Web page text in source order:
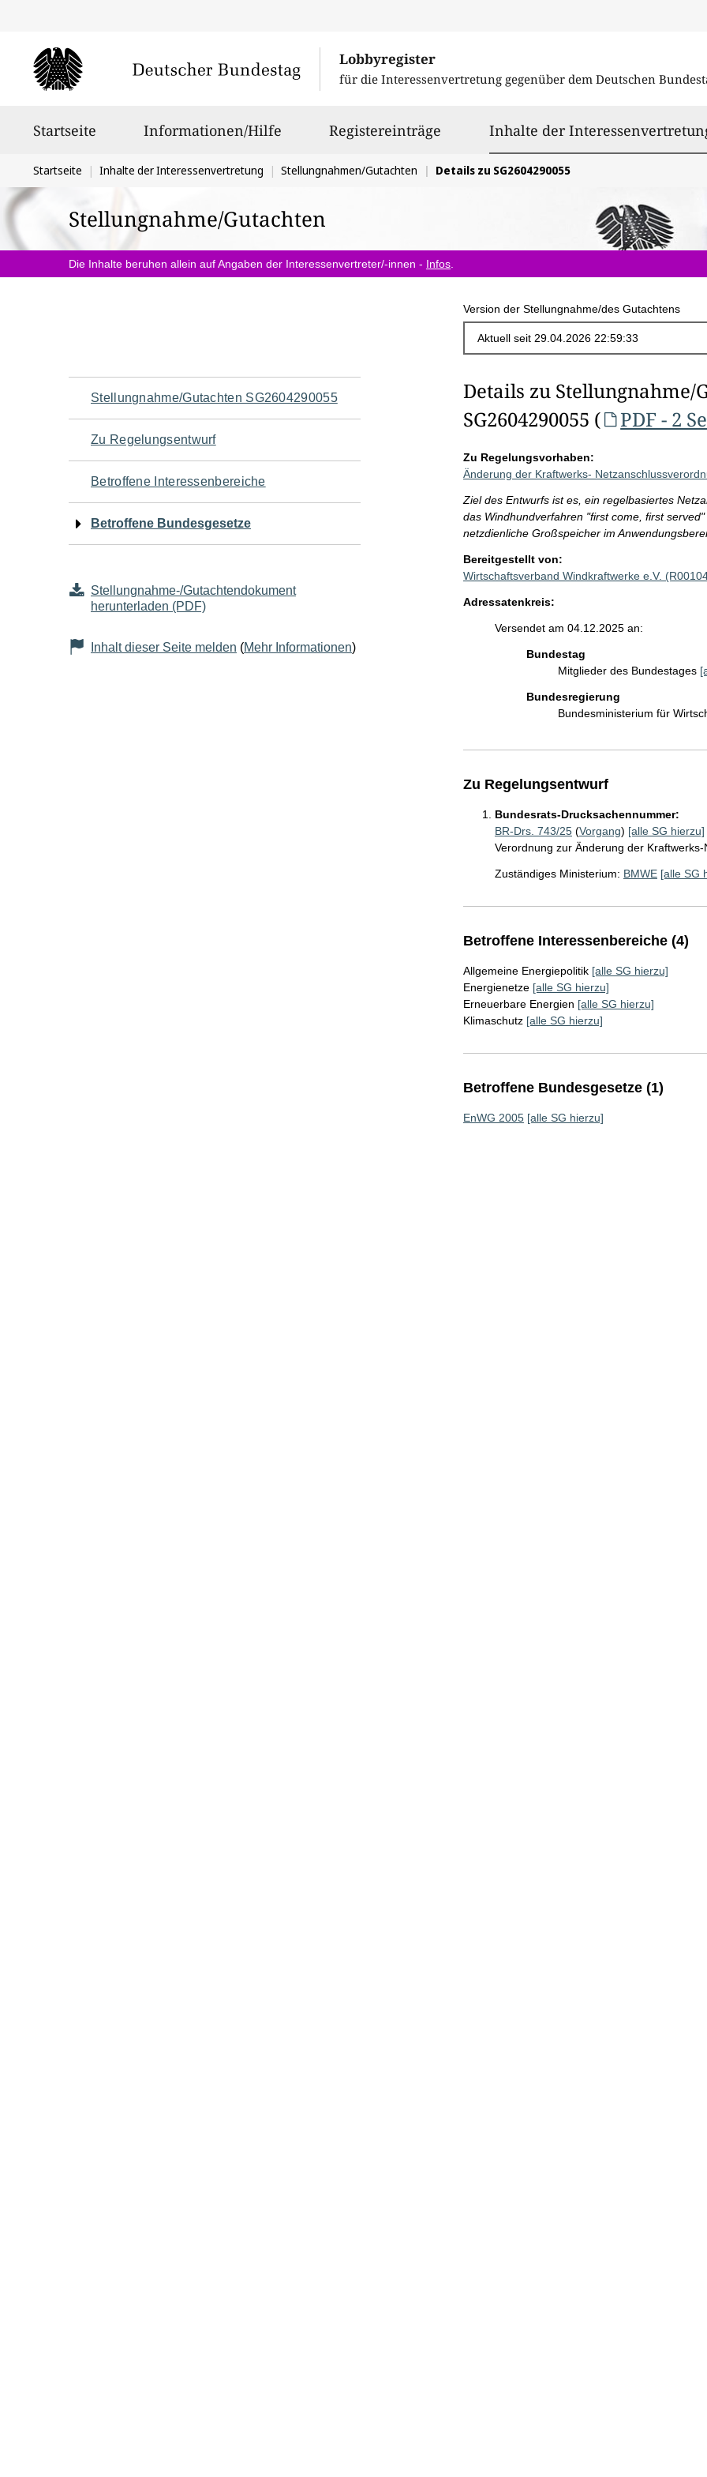
Lobbyregister
für die Interessenvertretung gegenüber dem Deutschen
Startseite Informationen/Hilfe Registereinträge Inhalte der
Sie
befinden
sich
hier:
Startseite Inhalte der Interessenvertretung Stellungnahmen/Gutachten Details zu SG2604290055
Stellungnahme/Gutachten
Die Inhalte beruhen allein auf Angaben der Interessenvertreter/-innen - Infos
Version der Stellungnahme/des Gutachtens
Navigation
für
den
Seiteninhalt
Stellungnahme/Gutachten SG2604290055
Zu Regelungsentwurf
Betroffene Interessenbereiche
Betroffene Bundesgesetze
Stellungnahme-/Gutachtendokument
herunterladen (PDF)
Inhalt dieser Seite melden (Mehr Informationen)
Details zu Stellungnahme/
SG2604290055 (
PDF - 2
Zu Regelungsvorhaben:
Änderung der Kraftwerks-
Ziel des Entwurfs ist es, ein regelbasiertes
das Windhundverfahren "first come, first
netzdienliche Großspeicher im
Bereitgestellt von:
Wirtschaftsverband Windkraftwerke e.V.
Adressatenkreis:
Versendet am 04.12.2025 an:
Bundestag
Mitglieder des Bundestages
Bundesregierung
Bundesministerium für
Zu Regelungsentwurf
Bundesrats-Drucksachennummer:
BR-Drs. 743/25(Vorgang) [alle SG hierzu]
Verordnung zur Änderung der
Zuständiges Ministerium: BMWE [alle SG
Betroffene Interessenbereiche (4)
Allgemeine Energiepolitik [alle SG hierzu]
Energienetze [alle SG hierzu]
Erneuerbare Energien [alle SG hierzu]
Klimaschutz [alle SG hierzu]
Betroffene Bundesgesetze (1)
EnWG 2005 [alle SG hierzu]